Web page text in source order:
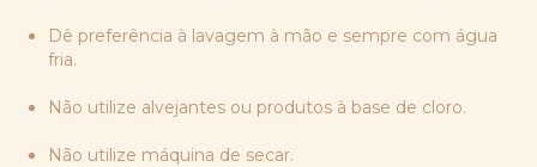
Dê preferência à lavagem à mão e sempre com água
fria.
Não utilize alvejantes ou produtos à base de cloro.
Não utilize máquina de secar.